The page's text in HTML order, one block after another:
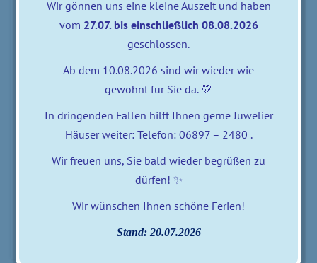
Ihr Stil ist unsere Stärke - wir
finden Ihre Brille
Entdecken Sie neue Möglichkeiten, Ihre
Persönlichkeit einzigartig auszudrücken. In
die perfekt zu Ihnen passt – in einer Qualität,
die Sie lange begeistern wird. Beim Aussuchen
nehmen wir uns jede Menge Zeit, damit Sie in
Ruhe die richtige Entscheidung treffen können.
Wir gönnen uns eine kleine Auszeit und haben
vom 27.07. bis einschließlich 08.08.2026
geschlossen.
Ab dem 10.08.2026 sind wir wieder wie
gewohnt für Sie da. 💛
In dringenden Fällen hilft Ihnen gerne Juwelier
Häuser weiter: Telefon: 06897 – 2480 .
Wir freuen uns, Sie bald wieder begrüßen zu
dürfen! ✨
Wir wünschen Ihnen schöne Ferien!
Stand: 20.07.2026